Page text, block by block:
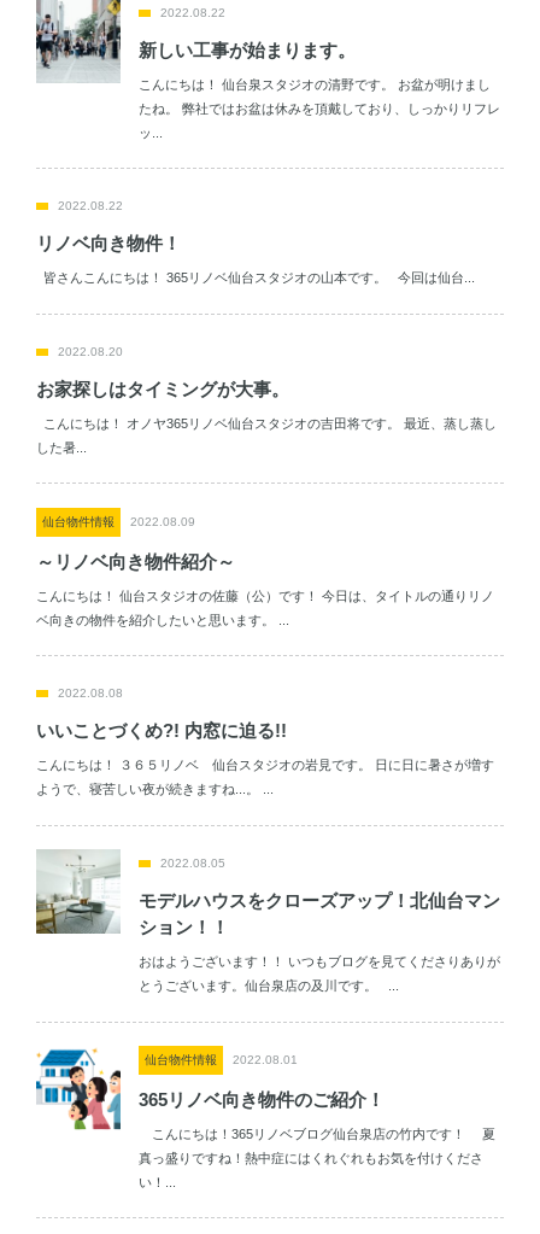
2022.08.22
新しい工事が始まります。
こんにちは！ 仙台泉スタジオの清野です。 お盆が明けまし
たね。 弊社ではお盆は休みを頂戴しており、しっかりリフレ
ッ...
2022.08.22
リノベ向き物件！
皆さんこんにちは！ 365リノベ仙台スタジオの山本です。 今回は仙台...
2022.08.20
お家探しはタイミングが大事。
こんにちは！ オノヤ365リノベ仙台スタジオの吉田将です。 最近、蒸し蒸し
した暑...
仙台物件情報 2022.08.09
～リノベ向き物件紹介～
こんにちは！ 仙台スタジオの佐藤（公）です！ 今日は、タイトルの通りリノ
ベ向きの物件を紹介したいと思います。 ...
2022.08.08
いいことづくめ?! 内窓に迫る!!
こんにちは！ ３６５リノベ 仙台スタジオの岩見です。 日に日に暑さが増す
ようで、寝苦しい夜が続きますね...。 ...
2022.08.05
モデルハウスをクローズアップ！北仙台マン
ション！！
おはようございます！！ いつもブログを見てくださりありが
とうございます。仙台泉店の及川です。 ...
仙台物件情報 2022.08.01
365リノベ向き物件のご紹介！
こんにちは！365リノベブログ仙台泉店の竹内です！ 夏
真っ盛りですね！熱中症にはくれぐれもお気を付けくださ
い！...